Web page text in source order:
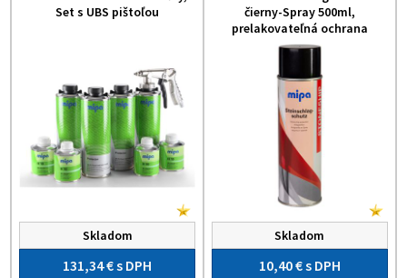
Set s UBS pištoľou
Skladom
131,34 €s DPH
čierny-Spray 500ml,
prelakovateľná ochrana
podvozku
Skladom
10,40 €s DPH